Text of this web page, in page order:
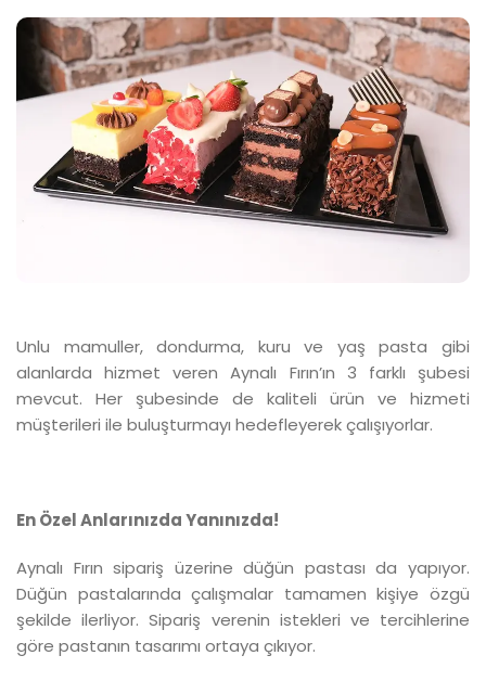
Unlu mamuller, dondurma, kuru ve yaş pasta gibi
alanlarda hizmet veren Aynalı Fırın’ın 3 farklı şubesi
mevcut. Her şubesinde de kaliteli ürün ve hizmeti
müşterileri ile buluşturmayı hedefleyerek çalışıyorlar.
En Özel Anlarınızda Yanınızda!
Aynalı Fırın sipariş üzerine düğün pastası da yapıyor.
Düğün pastalarında çalışmalar tamamen kişiye özgü
şekilde ilerliyor. Sipariş verenin istekleri ve tercihlerine
göre pastanın tasarımı ortaya çıkıyor.